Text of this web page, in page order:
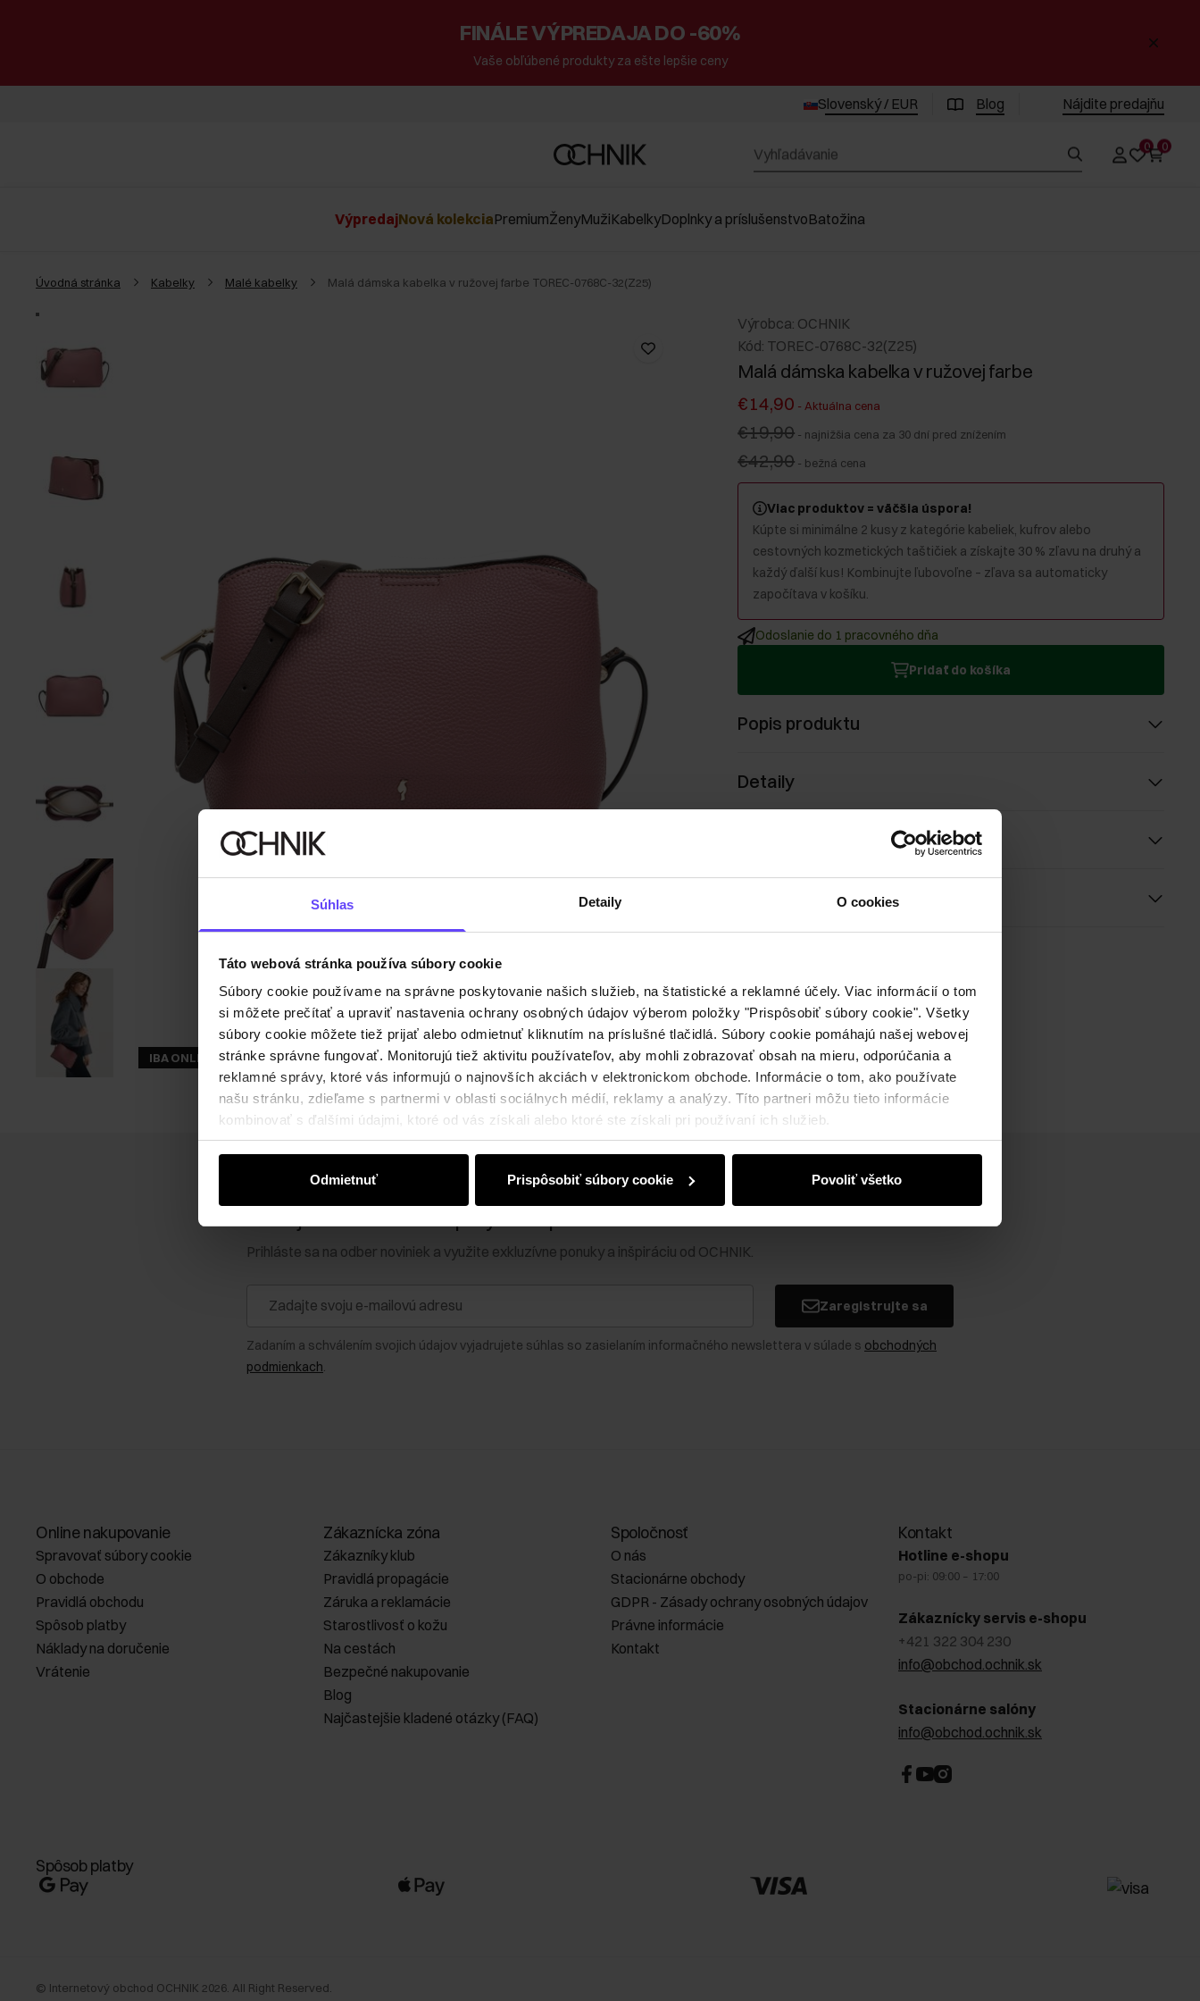
Súhlas Detaily O cookies
Táto webová stránka používa súbory cookie
Súbory cookie používame na správne poskytovanie našich služieb, na štatistické a reklamné účely. Viac informácií o tom
si môžete prečítať a upraviť nastavenia ochrany osobných údajov výberom položky "Prispôsobiť súbory cookie". Všetky
súbory cookie môžete tiež prijať alebo odmietnuť kliknutím na príslušné tlačidlá. Súbory cookie pomáhajú našej webovej
stránke správne fungovať. Monitorujú tiež aktivitu používateľov, aby mohli zobrazovať obsah na mieru, odporúčania a
reklamné správy, ktoré vás informujú o najnovších akciách v elektronickom obchode. Informácie o tom, ako používate
našu stránku, zdieľame s partnermi v oblasti sociálnych médií, reklamy a analýzy. Títo partneri môžu tieto informácie
kombinovať s ďalšími údajmi, ktoré od vás získali alebo ktoré ste získali pri používaní ich služieb.
Odmietnuť Prispôsobiť súbory cookie Povoliť všetko
FINÁLE VÝPREDAJA DO -60%
Vaše obľúbené produkty za ešte lepšie ceny
Slovenský / EUR Blog Nájdite predajňu
0 0
VýpredajNová kolekciaPremiumŽenyMužiKabelkyDoplnky a príslušenstvoBatožina
Úvodná stránka Kabelky Malé kabelky Malá dámska kabelka v ružovej farbe TOREC-0768C-32(Z25)
IBA ONLINE
Výrobca: OCHNIK
Kód: TOREC-0768C-32(Z25)
Malá dámska kabelka v ružovej farbe
€14,90 - Aktuálna cena
€19,90 - najnižšia cena za 30 dní pred znížením
€42,90 - bežná cena
Viac produktov = väčšia úspora!
Kúpte si minimálne 2 kusy z kategórie kabeliek, kufrov alebo
cestovných kozmetických taštičiek a získajte 30 % zľavu na druhý a
každý ďalší kus! Kombinujte ľubovoľne – zľava sa automaticky
započítava v košíku.
Odoslanie do 1 pracovného dňa
Pridať do košíka
Popis produktu
Detaily
Zloženie a rozmery
Prihláste sa na odber noviniek a využite exkluzívne ponuky a inšpiráciu od OCHNIK.
Zaregistrujte sa
Zadaním a schválením svojich údajov vyjadrujete súhlas so zasielaním informačného newslettera v súlade s obchodných
podmienkach.
Online nakupovanie
Spravovať súbory cookie
O obchode
Pravidlá obchodu
Spôsob platby
Náklady na doručenie
Vrátenie
Zákaznícka zóna
Zákazníky klub
Pravidlá propagácie
Záruka a reklamácie
Starostlivosť o kožu
Na cestách
Bezpečné nakupovanie
Blog
Najčastejšie kladené otázky (FAQ)
Spoločnosť
O nás
Stacionárne obchody
GDPR - Zásady ochrany osobných údajov
Právne informácie
Kontakt
Kontakt
Hotline e-shopu
po-pi: 09:00 – 17:00
Zákaznícky servis e-shopu
+421 322 304 230
info@obchod.ochnik.sk
Stacionárne salóny
info@obchod.ochnik.sk
Spôsob platby
© Internetový obchod OCHNIK 2026 . All Right Reserved.